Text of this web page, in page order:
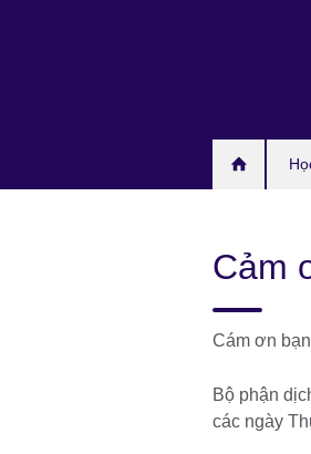
Cảm
Cám ơn
Bộ phận
các ngày